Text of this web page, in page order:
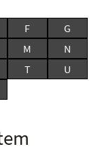
F
G
M
N
T
U